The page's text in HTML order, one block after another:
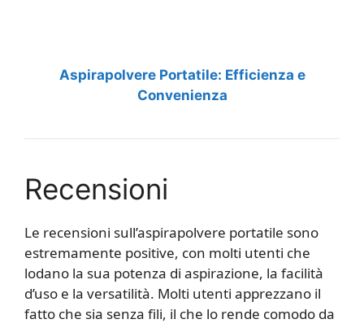
Aspirapolvere Portatile: Efficienza e
Convenienza
Recensioni
Le recensioni sull’aspirapolvere portatile sono
estremamente positive, con molti utenti che
lodano la sua potenza di aspirazione, la facilità
d’uso e la versatilità. Molti utenti apprezzano il
fatto che sia senza fili, il che lo rende comodo da